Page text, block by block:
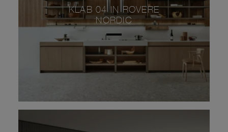
KLAB 04 IN ROVERE
NORDIC